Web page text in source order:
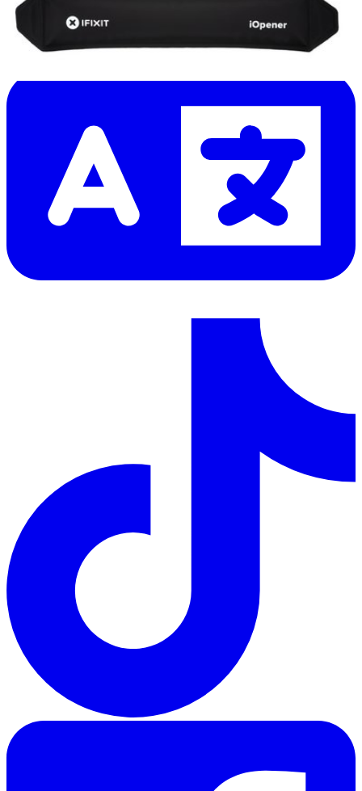
dernières éditions
Help translate